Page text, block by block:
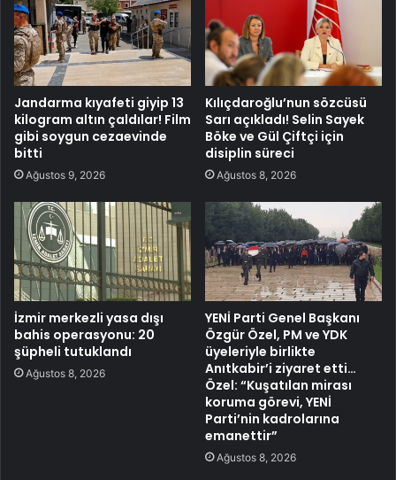
Jandarma kıyafeti giyip 13
kilogram altın çaldılar! Film
gibi soygun cezaevinde
bitti
Ağustos 9, 2026
Kılıçdaroğlu’nun sözcüsü
Sarı açıkladı! Selin Sayek
Böke ve Gül Çiftçi için
disiplin süreci
Ağustos 8, 2026
İzmir merkezli yasa dışı
bahis operasyonu: 20
şüpheli tutuklandı
Ağustos 8, 2026
YENİ Parti Genel Başkanı
Özgür Özel, PM ve YDK
üyeleriyle birlikte
Anıtkabir’i ziyaret etti…
Özel: “Kuşatılan mirası
koruma görevi, YENİ
Parti’nin kadrolarına
emanettir”
Ağustos 8, 2026